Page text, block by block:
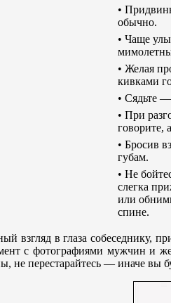
•
обычно.
• Чаще
• Желая
кивками
• Сядьтe —
• При
говорите,
• Бросив
губам.
• Не
слегка
или
спине.
взгляд в глаза собеседнику,
с фотографиями мужчин и
не перестарайтесь — иначе вы